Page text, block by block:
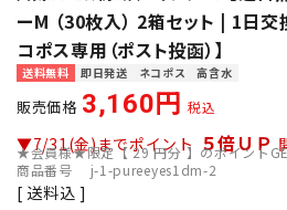
ーM （30枚入） 2箱セット | 1日
コポス専用（ポスト投函）】
送料無料 即日発送 ネコポス 高含水
販売価格 3,160 税込
▼7/31(金)までポイント ５倍ＵＰ
★会員様★限定【 29 円分 】のポイント
商品番号
j-1-pureeyes1dm-2
送料込